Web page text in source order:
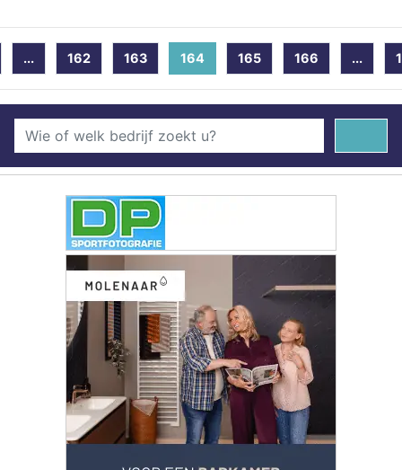
... 162 163 164 (current)
165 166 ...